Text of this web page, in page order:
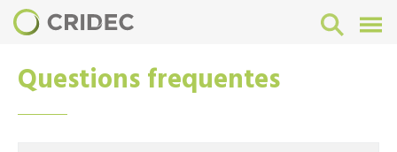
Questions frequentes